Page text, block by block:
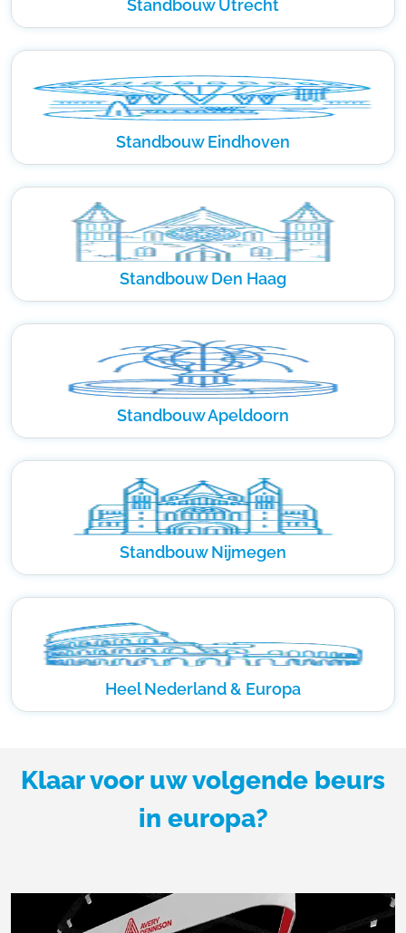
Standbouw Utrecht
Standbouw Eindhoven
Standbouw Den Haag
Standbouw Apeldoorn
Standbouw Nijmegen
Heel Nederland & Europa
Klaar voor uw volgende beurs
in europa?